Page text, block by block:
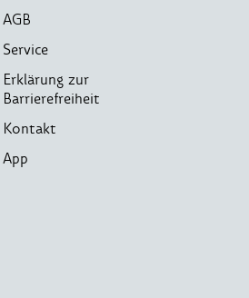
AGB
Service
Erklärung zur
Barrierefreiheit
Kontakt
App